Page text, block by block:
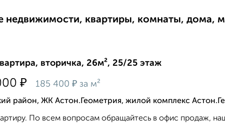
недвижимости, квартиры, комнаты, дома,
вторичка, 26м², 25/25 этаж
₽ 185 400 ₽ за м²
район, ЖК Астон.Геометрия, жилой комплекс
По всем вопросам обращайтесь в офис продаж,